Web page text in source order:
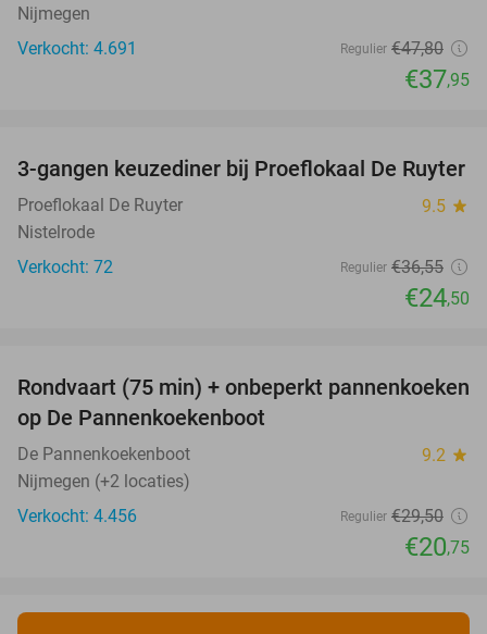
Nijmegen
Verkocht: 4.691
Regulier €47,80
€37,95
33%
3-gangen keuzediner bij Proeflokaal De Ruyter
Proeflokaal De Ruyter 9.5 star
Nistelrode
Verkocht: 72
Regulier €36,55
€24,50
30%
Rondvaart (75 min) + onbeperkt pannenkoeken
op De Pannenkoekenboot
De Pannenkoekenboot 9.2 star
Nijmegen (+2 locaties)
Verkocht: 4.456
Regulier €29,50
€20,75